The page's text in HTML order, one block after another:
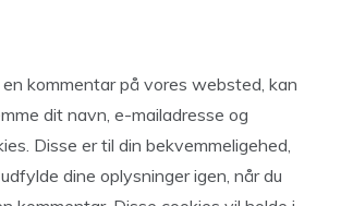
kommentar på vores websted, kan
dit navn, e-mailadresse og
Disse er til din bekvemmeligehed,
dine oplysninger igen, når du